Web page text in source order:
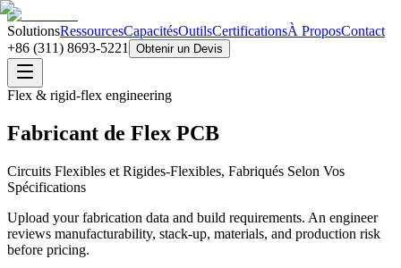
SolutionsRessourcesCapacitésOutilsCertificationsÀ ProposContact
+86 (311) 8693-5221
Obtenir un Devis
Flex & rigid-flex engineering
Fabricant de Flex PCB
Circuits Flexibles et Rigides-Flexibles, Fabriqués Selon Vos
Spécifications
Upload your fabrication data and build requirements. An engineer
reviews manufacturability, stack-up, materials, and production risk
before pricing.